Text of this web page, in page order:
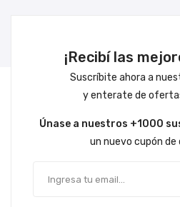
¡Recibí las
Suscríbite ahora a
y enterate de
Únase a nuestros +1000
un nuevo cupón